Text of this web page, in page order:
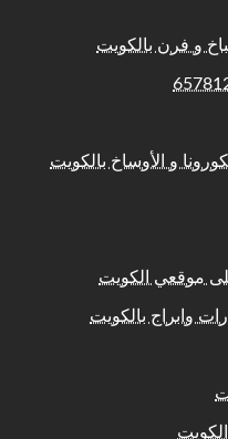
و فرن بالكويت
و الأوساخ بالكويت
موقعي الكويت
وابراج بالكويت